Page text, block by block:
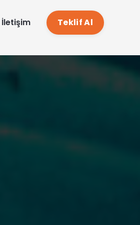
İletişim Teklif Al
EN